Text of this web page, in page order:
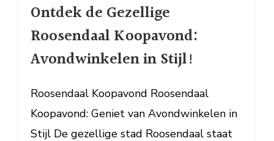
de
Roosendaal
Koopavond:
in
Stijl!
Ontdek de Gezellige
Roosendaal Koopavond:
Avondwinkelen in Stijl!
Roosendaal Koopavond Roosendaal
Koopavond: Geniet van Avondwinkelen in
Stijl De gezellige stad Roosendaal staat